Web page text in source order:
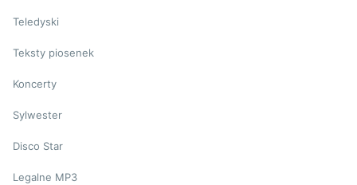
Teledyski
Teksty piosenek
Koncerty
Sylwester
Disco Star
Legalne MP3